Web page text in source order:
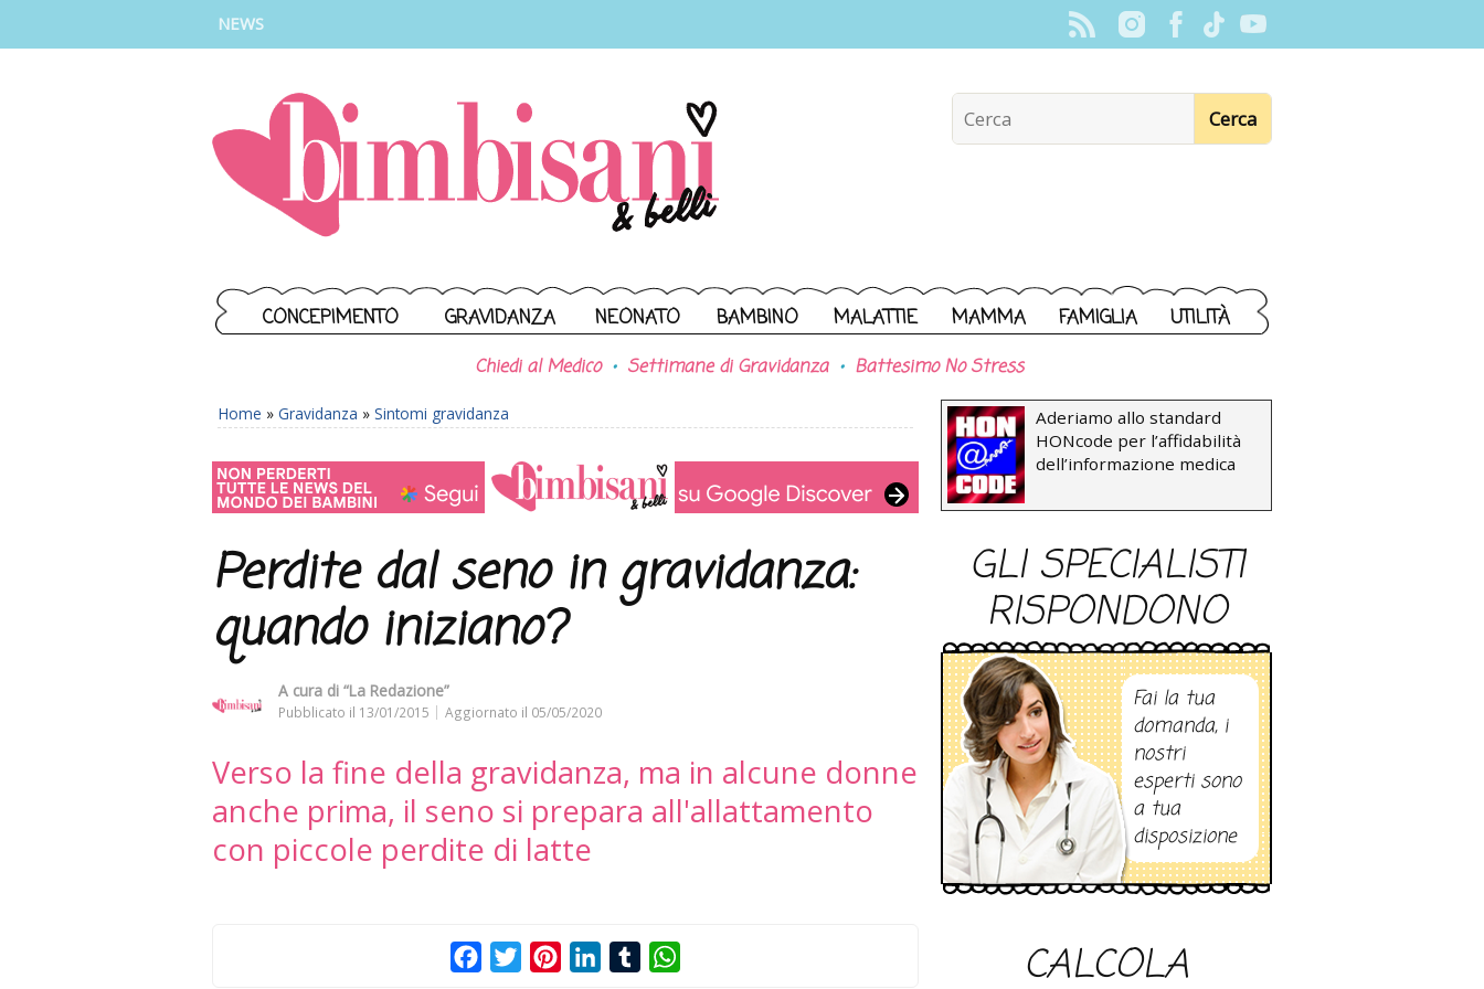
NEWS
CONCEPIMENTO GRAVIDANZA NEONATO BAMBINO MALATTIE MAMMA FAMIGLIA UTILITÀ
Chiedi al Medico Settimane di Gravidanza Battesimo No Stress
Home » Gravidanza » Sintomi gravidanza
Perdite dal seno in gravidanza:
quando iniziano?
A cura di “La Redazione”
Pubblicato il 13/01/2015 Aggiornato il 05/05/2020
Verso la fine della gravidanza, ma in alcune donne
anche prima, il seno si prepara all'allattamento
con piccole perdite di latte
FacebookTwitterPinterestLinkedInTumblr
Aderiamo allo standard
HONcode per l’affidabilità
dell’informazione medica
GLI SPECIALISTI
RISPONDONO
Fai la tua
domanda, i
nostri
esperti sono
a tua
disposizione
CALCOLA